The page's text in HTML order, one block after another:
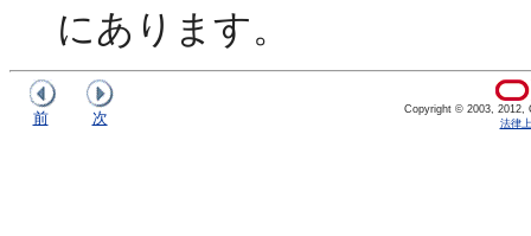
にあります。
前 次
Copyright © 2003, 2012,
法律